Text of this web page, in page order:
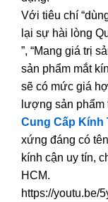
Với tiêu chí
lại sự hài lòng
”, “Mang giá trị
sản phẩm mắt
sẽ có mức giá
lượng sản phẩm
Cung Cấp Kính
xứng đáng có
kính cận uy tín,
HCM.
https://youtu.be/